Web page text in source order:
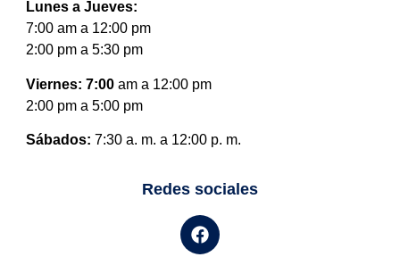
Lunes a Jueves:
7:00 am a 12:00 pm
2:00 pm a 5:30 pm
Viernes: 7:00am a 12:00 pm
2:00 pm a 5:00 pm
Sábados: 7:30 a. m. a 12:00 p. m.
Redes sociales